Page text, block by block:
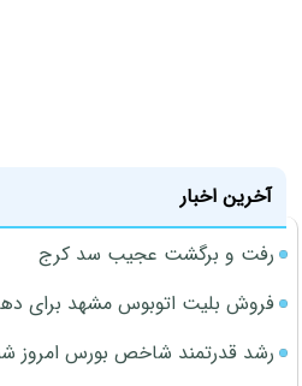
آخرین اخبار
رفت و برگشت عجیب سد کرج
فروش بلیت اتوبوس مشهد برای
رشد قدرتمند شاخص بورس امروز